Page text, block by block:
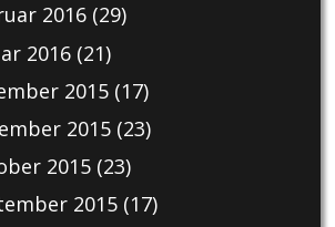
2016(29)
2016(21)
2015(17)
2015(23)
2015(23)
2015(17)